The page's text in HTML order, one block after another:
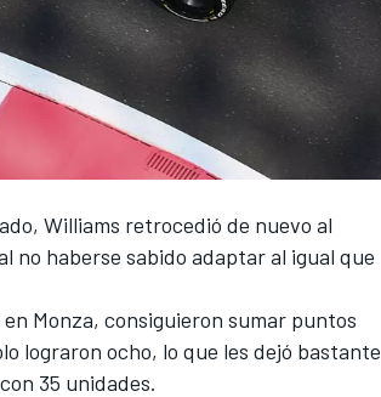
Williams retrocedió de nuevo al
no haberse sabido adaptar al igual que
Monza, consiguieron sumar puntos
lograron ocho, lo que les dejó bastante
35 unidades.